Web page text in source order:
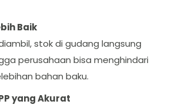
Baik
stok di gudang langsung
perusahaan bisa menghindari
bahan baku.
yang Akurat